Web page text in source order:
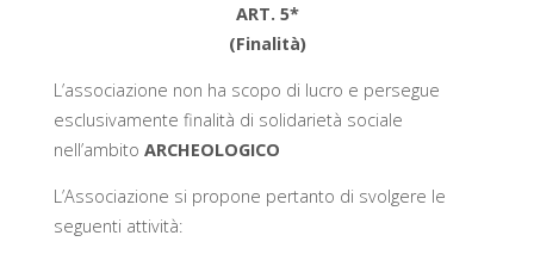
ART. 5*
(Finalità)
L’associazione non ha scopo di lucro e persegue
esclusivamente finalità di solidarietà sociale
nell’ambito ARCHEOLOGICO
L’Associazione si propone pertanto di svolgere le
seguenti attività: